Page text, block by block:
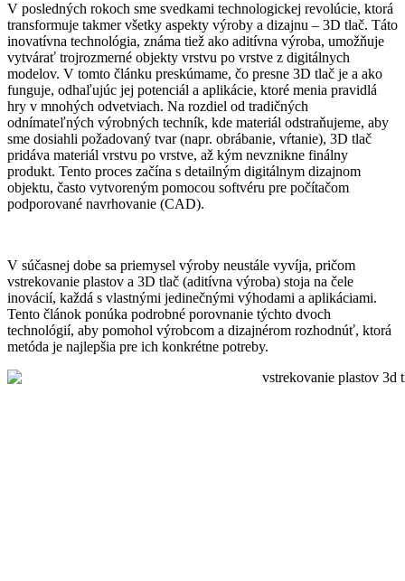
V posledných rokoch sme svedkami technologickej revolúcie, ktorá
transformuje takmer všetky aspekty výroby a dizajnu – 3D tlač. Táto
inovatívna technológia, známa tiež ako aditívna výroba, umožňuje
vytvárať trojrozmerné objekty vrstvu po vrstve z digitálnych
modelov. V tomto článku preskúmame, čo presne 3D tlač je a ako
funguje, odhaľujúc jej potenciál a aplikácie, ktoré menia pravidlá
hry v mnohých odvetviach. Na rozdiel od tradičných
odnímateľných výrobných techník, kde materiál odstraňujeme, aby
sme dosiahli požadovaný tvar (napr. obrábanie, vŕtanie), 3D tlač
pridáva materiál vrstvu po vrstve, až kým nevznikne finálny
produkt. Tento proces začína s detailným digitálnym dizajnom
objektu, často vytvoreným pomocou softvéru pre počítačom
podporované navrhovanie (CAD).
V súčasnej dobe sa priemysel výroby neustále vyvíja, pričom
vstrekovanie plastov a 3D tlač (aditívna výroba) stoja na čele
inovácií, každá s vlastnými jedinečnými výhodami a aplikáciami.
Tento článok ponúka podrobné porovnanie týchto dvoch
technológií, aby pomohol výrobcom a dizajnérom rozhodnúť, ktorá
metóda je najlepšia pre ich konkrétne potreby.